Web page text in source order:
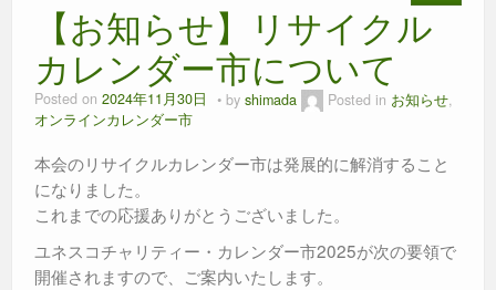
【お知らせ】リサイクル
カレンダー市について
Posted on 2024年11月30日 by shimada Posted in お知らせ,
オンラインカレンダー市
本会のリサイクルカレンダー市は発展的に解消すること
になりました。
これまでの応援ありがとうございました。
ユネスコチャリティー・カレンダー市2025が次の要領で
開催されますので、ご案内いたします。